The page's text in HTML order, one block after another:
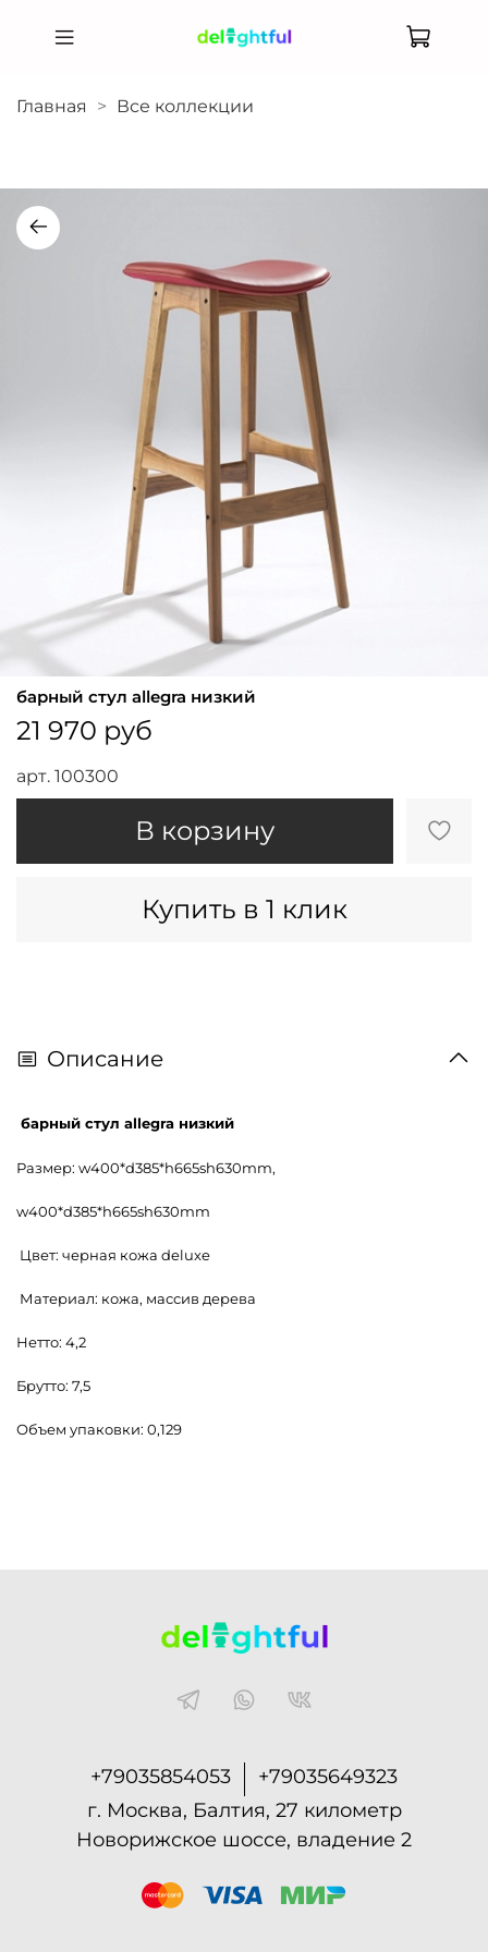
Главная Все коллекции
арт. 100300
барный стул allegra низкий
21 970 руб
В корзину
Купить в 1 клик
Описание
барный стул allegra низкий
Размер: w400*d385*h665sh630mm,
w400*d385*h665sh630mm
Цвет: черная кожа deluxe
Материал: кожа, массив дерева
Нетто: 4,2
Брутто: 7,5
Объем упаковки: 0,129
+79035854053
+79035649323
г. Москва, Балтия, 27 километр
Новорижское шоссе, владение 2